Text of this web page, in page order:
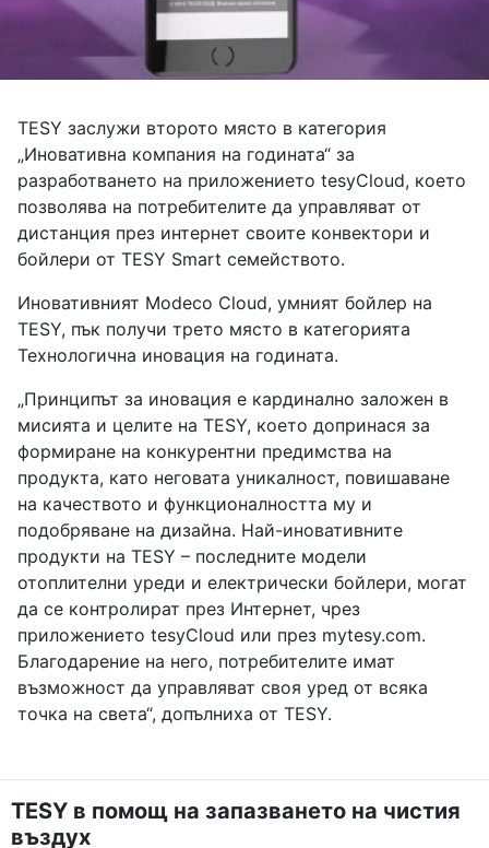
TESY заслужи второто място в категория
„Иновативна компания на годината“ за
разработването на приложението tesyCloud, което
позволява на потребителите да управляват от
дистанция през интернет своите конвектори и
бойлери от TESY Smart семейството.
Иновативният Modeco Cloud, умният бойлер на
TESY, пък получи трето място в категорията
Технологична иновация на годината.
„Принципът за иновация е кардинално заложен в
мисията и целите на TESY, което допринася за
формиране на конкурентни предимства на
продукта, като неговата уникалност, повишаване
на качеството и функционалността му и
подобряване на дизайна. Най-иновативните
продукти на TESY – последните модели
отоплителни уреди и електрически бойлери, могат
да се контролират през Интернет, чрез
приложението tesyCloud или през mytesy.com.
Благодарение на него, потребителите имат
възможност да управляват своя уред от всяка
точка на света“, допълниха от TESY.
TESY в помощ на запазването на чистия
въздух